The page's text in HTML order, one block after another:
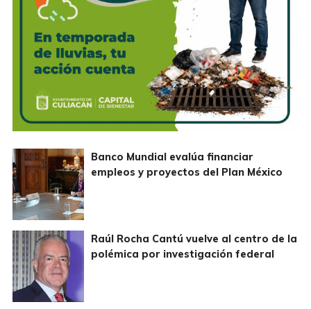
Banco Mundial evalúa financiar
empleos y proyectos del Plan México
Raúl Rocha Cantú vuelve al centro de la
polémica por investigación federal